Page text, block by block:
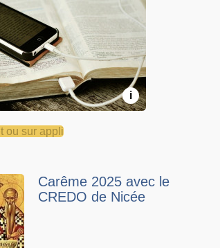
i
ou sur appli
Carême 2025 avec le
CREDO de Nicée